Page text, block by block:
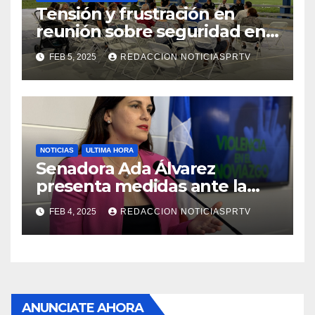
Tensión y frustración en
reunión sobre seguridad en
Reparto Metropolitano
FEB 5, 2025 REDACCION NOTICIASPRTV
NOTICIAS ULTIMA HORA
Senadora Ada Álvarez
presenta medidas ante la
violencia en el noviazgo
FEB 4, 2025 REDACCION NOTICIASPRTV
ANUNCIATE AHORA